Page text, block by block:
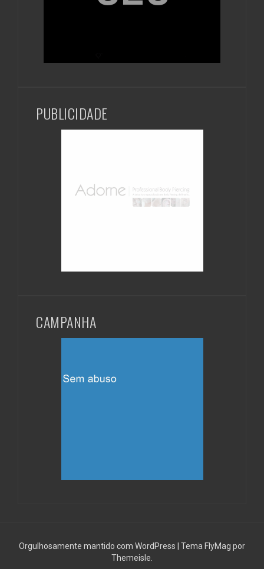
PUBLICIDADE
CAMPANHA
Orgulhosamente mantido com WordPress Tema FlyMag por
Themeisle.